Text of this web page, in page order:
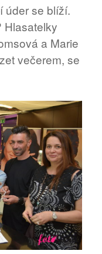
úder se blíží.
Hlasatelky
a Marie
večerem, se